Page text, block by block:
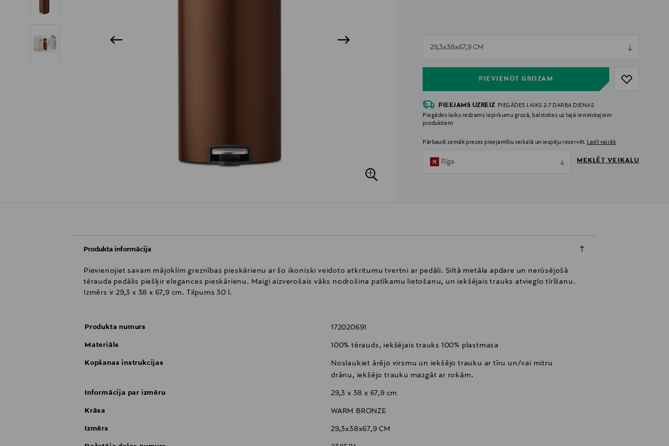
29,3x38x67,9 CM
PIEVIENOT GROZAM
null
PIEEJAMS UZREIZ PIEGĀDES LAIKS 2-7 DARBA DIENAS
Piegādes laiks redzams iepirkumu grozā, balstoties uz tajā ievietotajiem
produktiem
Pārbaudi zemāk preces pieejamību veikalā un iespēju rezervēt. Lasīt vairāk
Rīga MEKLĒT VEIKALU
Produkta informācija
Pievienojiet savam mājoklim greznības pieskārienu ar šo ikoniski veidoto atkritumu tvertni ar pedāli. Siltā metāla apdare un nerūsējošā
tērauda pedālis piešķir elegances pieskārienu. Maigi aizverošais vāks nodrošina patīkamu lietošanu, un iekšējais trauks atvieglo tīrīšanu.
Izmērs ir 29,3 x 38 x 67,9 cm. Tilpums 30 l.
Produkta numurs 172020691
Materiāls 100% tērauds, iekšējais trauks 100% plastmasa
Kopšanas instrukcijas
Noslaukiet ārējo virsmu un iekšējo trauku ar tīru un/vai mitru
drānu, iekšējo trauku mazgāt ar rokām.
Informācija par izmēru 29,3 x 38 x 67,9 cm
Krāsa WARM BRONZE
Izmērs 29,3x38x67,9 CM